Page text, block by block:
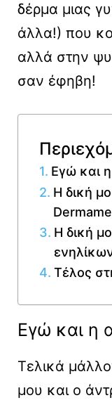
δέρμα μιας
άλλα!) που
αλλά στην
σαν έφηβη!
Εγώ και
Η δική
Η δική
Τέλος
Εγώ και η
Τελικά
μου και ο